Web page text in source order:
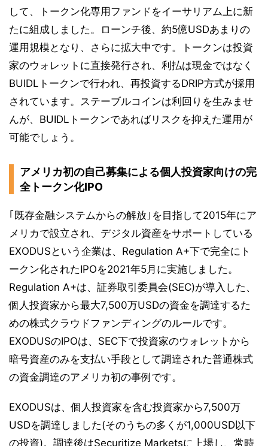
して、トークン化専用ファンドをイーサリアム上に新
たに組成しました。ローンチ後、約5億USDあまりの
運用規模となり、さらに拡大中です。トークンは投資
家のウォレットに直接発行され、利払は現金ではなく
BUIDLトークンで行われ、再投資するDRIP方式が採用
されています。ステーブルコインは利回りを生みませ
んが、BUIDLトークンであればリスクを抑えた運用が
可能でしょう。
アメリカ初の自己募集による個人投資家向けの完
全トークン化IPO
｢既存金融システムからの解放｣を目指して2015年にア
メリカで設立され、デジタル資産をサポートしている
EXODUSという企業は、Regulation A+下で完全にト
ークン化されたIPOを2021年5月に実施しました。
Regulation A+は、証券取引委員会(SEC)が導入した、
個人投資家から最大7,500万USDの資金を調達するた
めの株式クラウドファンディングのルールです。
EXODUSのIPOは、SEC下で投資家のウォレットから
暗号資産のみを支払い手段として調達された普通株式
の資金調達のアメリカ初の事例です。
EXODUSは、個人投資家を含む投資家から7,500万
USDを調達しました(そのうちの多くが1,000USD以下
の投資)。調達後はSecuritize Marketsに上場し、常時